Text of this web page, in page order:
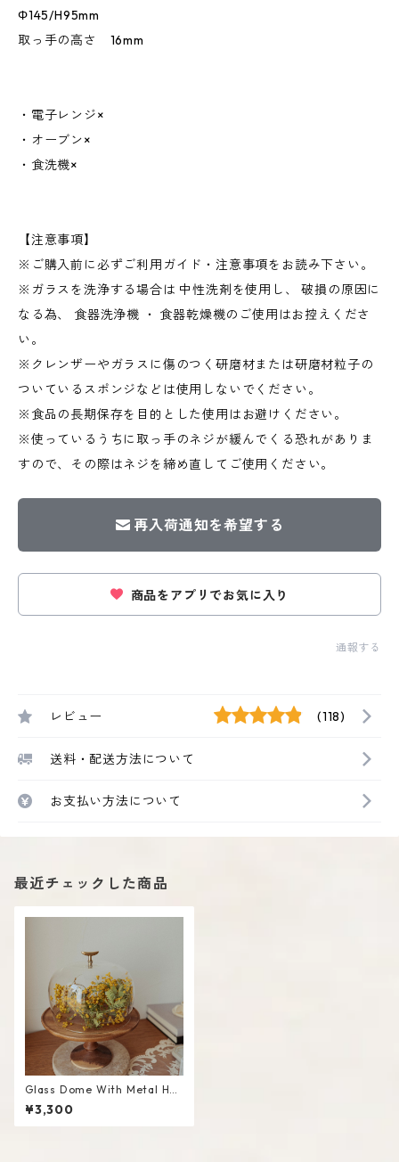
Φ145/H95mm
取っ手の高さ 16mm
・電子レンジ×
・オーブン×
・食洗機×
【注意事項】
※ご購入前に必ずご利用ガイド・注意事項をお読み下さい。
※ガラスを洗浄する場合は 中性洗剤を使用し、 破損の原因に
なる為、 食器洗浄機 ・ 食器乾燥機のご使用はお控えくださ
い。
※クレンザーやガラスに傷のつく研磨材または研磨材粒子の
ついているスポンジなどは使用しないでください。
※食品の長期保存を目的とした使用はお避けください。
※使っているうちに取っ手のネジが緩んでくる恐れがありま
すので、その際はネジを締め直してご使用ください。
再入荷通知を希望する
商品をアプリでお気に入り
通報する
レビュー (118)
送料・配送方法について
お支払い方法について
最近チェックした商品
Glass Dome With Metal Han
dle / M
¥3,300